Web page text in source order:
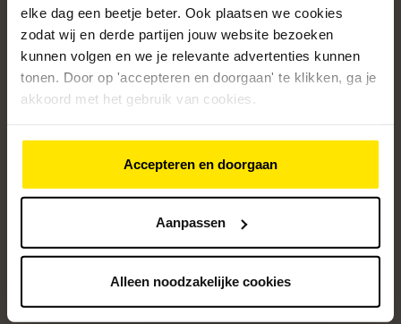
elke dag een beetje beter. Ook plaatsen we cookies
zodat wij en derde partijen jouw website bezoeken
kunnen volgen en we je relevante advertenties kunnen
tonen. Door op 'accepteren en doorgaan' te klikken, ga je
akkoord met het gebruik van cookies.
Accepteren en doorgaan
Aanpassen
Alleen noodzakelijke cookies
Klantenservice
Over ons
4.8 /5
Altijd op de hoogte van onze acties
Ontvang de beste aanbiedingen en persoonlijk advies.
Aanmelden